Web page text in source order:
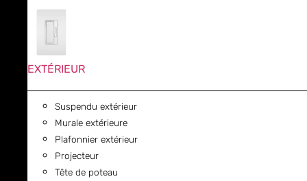
EXTÉRIEUR
Suspendu extérieur
Murale extérieure
Plafonnier extérieur
Projecteur
Tête de poteau